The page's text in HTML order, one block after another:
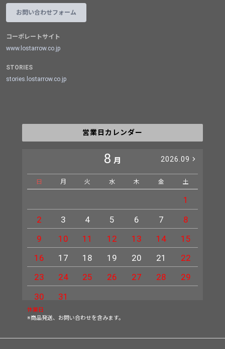
お問い合わせフォーム
コーポレートサイト
www.lostarrow.co.jp
STORIES
stories.lostarrow.co.jp
営業日カレンダー
8 月 2026.09
日 月 火 水 木 金 土
1
2
3 4 5 6 7
8
9
10 11 12 13 14
15
16
17 18 19 20 21
22
23
24 25 26 27 28
29
30
31
休業日
※商品発送、お問い合わせを含みます。